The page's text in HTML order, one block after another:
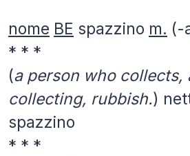
nome BE spazzino m. (-
* * *
(a person who collects,
collecting, rubbish.)
spazzino
* * *